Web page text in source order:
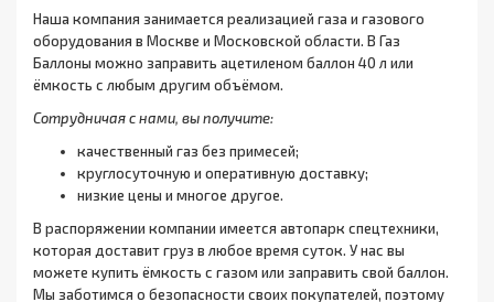
Наша компания занимается реализацией газа и газового
оборудования в Москве и Московской области. В Газ
Баллоны можно заправить ацетиленом баллон 40 л или
ёмкость с любым другим объёмом.
Сотрудничая с нами, вы получите:
качественный газ без примесей;
круглосуточную и оперативную доставку;
низкие цены и многое другое.
В распоряжении компании имеется автопарк спецтехники,
которая доставит груз в любое время суток. У нас вы
можете купить ёмкость с газом или заправить свой баллон.
Мы заботимся о безопасности своих покупателей, поэтому